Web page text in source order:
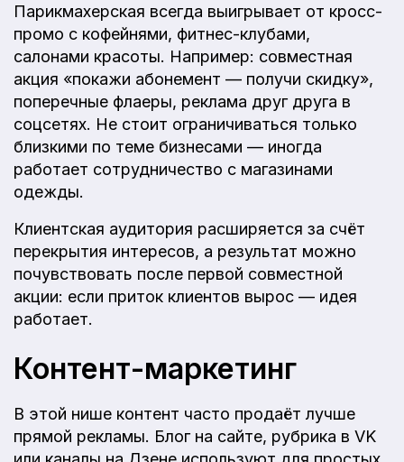
Парикмахерская всегда выигрывает от кросс-
промо с кофейнями, фитнес-клубами,
салонами красоты. Например: совместная
акция «покажи абонемент — получи скидку»,
поперечные флаеры, реклама друг друга в
соцсетях. Не стоит ограничиваться только
близкими по теме бизнесами — иногда
работает сотрудничество с магазинами
одежды.
Клиентская аудитория расширяется за счёт
перекрытия интересов, а результат можно
почувствовать после первой совместной
акции: если приток клиентов вырос — идея
работает.
Контент-маркетинг
В этой нише контент часто продаёт лучше
прямой рекламы. Блог на сайте, рубрика в VK